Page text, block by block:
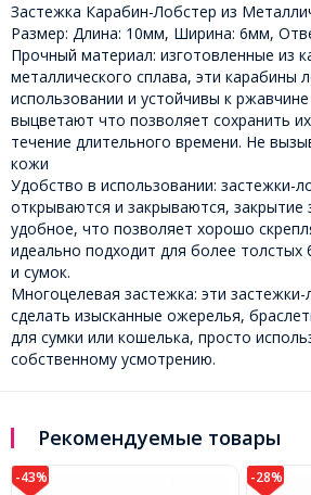
Застежка Карабин-Лобстер из
Размер: Длина: 10мм, Ширина: 6мм,
Прочный материал: изготовленные из
металлического сплава, эти карабины
использовании и устойчивы к
выцветают что позволяет сохранить
течение длительного времени. Не
кожи
Удобство в использовании: застежки-
открываются и закрываются, закрытие
удобное, что позволяет хорошо
идеально подходит для более толстых
и сумок.
Многоцелевая застежка: эти
сделать изысканные ожерелья,
для сумки или кошелька, просто
собственному усмотрению.
Рекомендуемые товары